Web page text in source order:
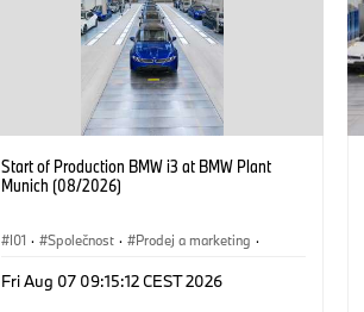
Start of Production BMW i3 at BMW Plant
Munich (08/2026)
I01 · Společnost · Prodej a marketing ·
Fri Aug 07 09:15:12 CEST 2026